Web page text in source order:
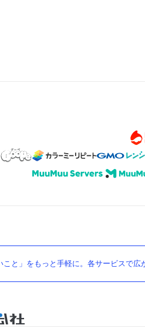
こと」をもっと手軽に。各サービスで広